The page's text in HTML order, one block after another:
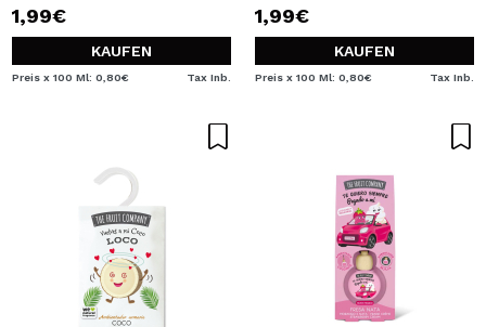
1,99€
KAUFEN
Preis x 100 Ml: 0,80€ Tax Inb.
1,99€
KAUFEN
Preis x 100 Ml: 0,80€ Tax Inb.